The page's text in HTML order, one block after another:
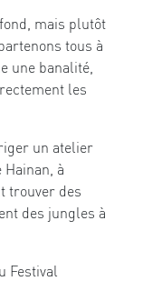
mais plutôt
tous à
une banalité,
les
un atelier
à
trouver des
des jungles à
Festival